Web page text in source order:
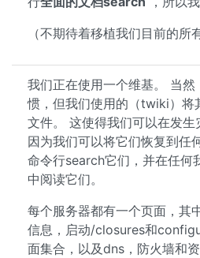
（不期待着移植我们目前的所
我们正在使用一个维基。 当然
惯，但我们使用的（twiki）将
文件。 这使得我们可以在发生
因为我们可以将它们恢复到任
命令行search它们，并在任何
中阅读它们。
每个服务器都有一个页面，其
信息，启动/closures和
面集合，以及dns，防火墙和资